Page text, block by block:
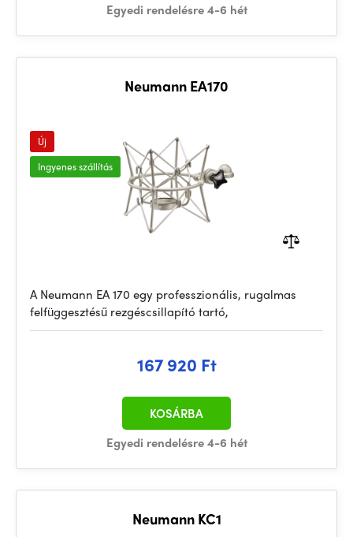
Egyedi rendelésre 4-6 hét
Neumann EA170
Új
Ingyenes szállítás
A Neumann EA 170 egy professzionális, rugalmas
felfüggesztésű rezgéscsillapító tartó,
167 920 Ft
Egyedi rendelésre 4-6 hét
KOSÁRBA
Neumann KC1